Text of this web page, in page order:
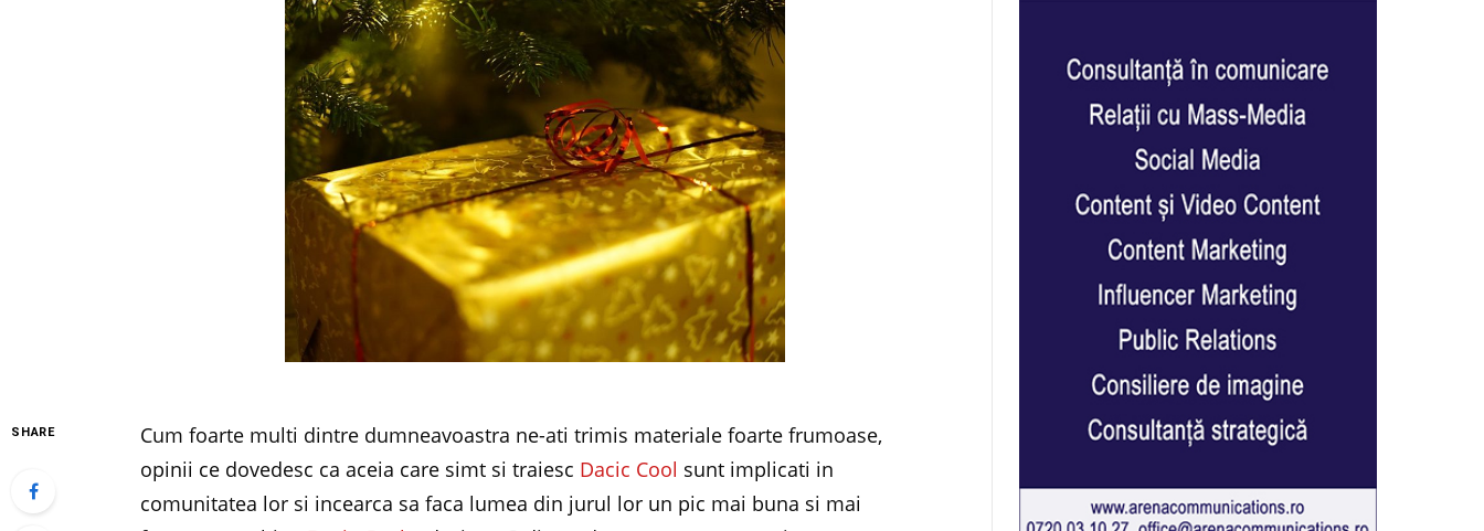
SHARE
Cum foarte multi dintre dumneavoastra ne-ati trimis materiale foarte frumoase,
opinii ce dovedesc ca aceia care simt si traiesc Dacic Cool sunt implicati in
comunitatea lor si incearca sa faca lumea din jurul lor un pic mai buna si mai